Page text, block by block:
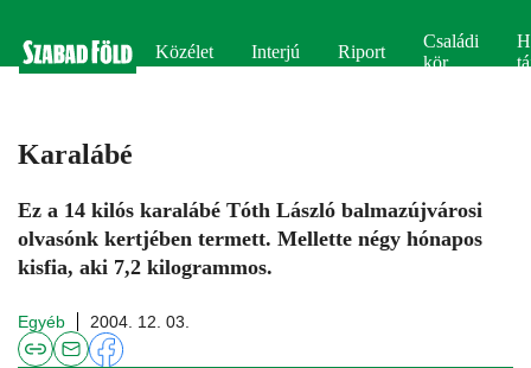
Közélet Interjú Riport
Családi
kör
Karalábé
Ez a 14 kilós karalábé Tóth László balmazújvárosi
olvasónk kertjében termett. Mellette négy hónapos
kisfia, aki 7,2 kilogrammos.
Egyéb 2004. 12. 03.